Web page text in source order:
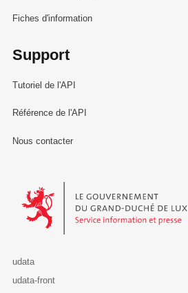
Fiches d'information
Support
Tutoriel de l'API
Référence de l'API
Nous contacter
Le Gouvernement du Grand-Duché
udata
udata-front